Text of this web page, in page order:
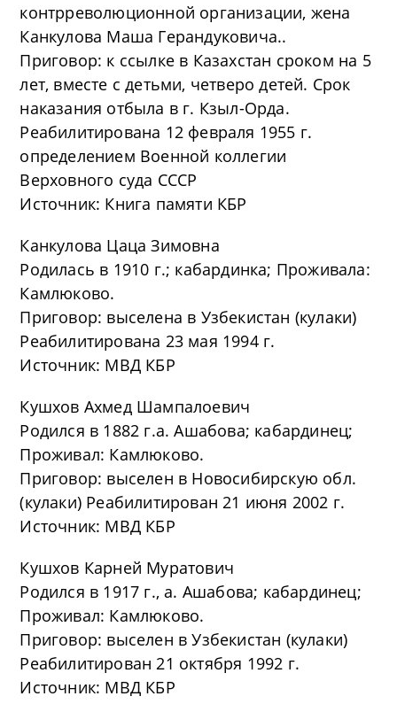
контрреволюционной организации, жена
Канкулова Маша Герандуковича..
Приговор: к ссылке в Казахстан сроком на 5
лет, вместе с детьми, четверо детей. Срок
наказания отбыла в г. Кзыл-Орда.
Реабилитирована 12 февраля 1955 г.
определением Военной коллегии
Верховного суда СССР
Источник: Книга памяти КБР
Канкулова Цаца Зимовна
Родилась в 1910 г.; кабардинка; Проживала:
Камлюково.
Приговор: выселена в Узбекистан (кулаки)
Реабилитирована 23 мая 1994 г.
Источник: МВД КБР
Кушхов Ахмед Шампалоевич
Родился в 1882 г.а. Ашабова; кабардинец;
Проживал: Камлюково.
Приговор: выселен в Новосибирскую обл.
(кулаки) Реабилитирован 21 июня 2002 г.
Источник: МВД КБР
Кушхов Карней Муратович
Родился в 1917 г., а. Ашабова; кабардинец;
Проживал: Камлюково.
Приговор: выселен в Узбекистан (кулаки)
Реабилитирован 21 октября 1992 г.
Источник: МВД КБР